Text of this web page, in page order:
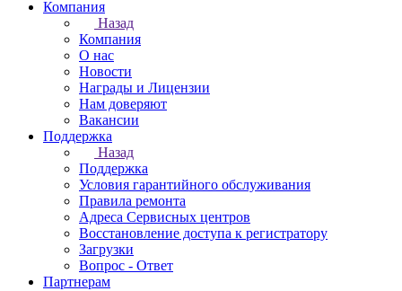
Компания
Назад
Компания
О нас
Новости
Награды и Лицензии
Нам доверяют
Вакансии
Поддержка
Назад
Поддержка
Условия гарантийного обслуживания
Правила ремонта
Адреса Сервисных центров
Восстановление доступа к регистратору
Загрузки
Вопрос - Ответ
Партнерам